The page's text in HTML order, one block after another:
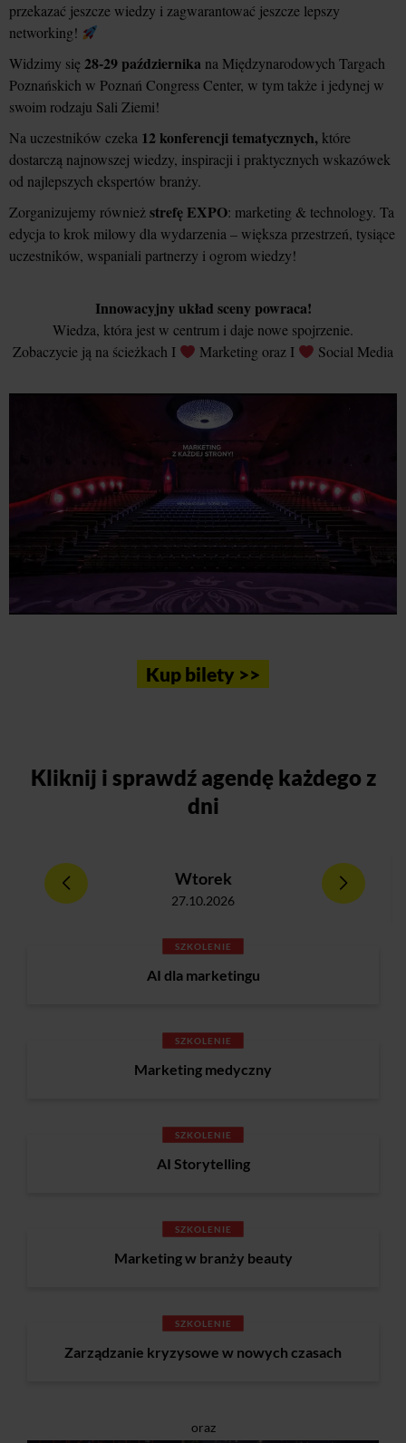
przekazać jeszcze wiedzy i zagwarantować jeszcze lepszy
networking!
Widzimy się28-29 października na Międzynarodowych Targach
Poznańskich w Poznań Congress Center, w tym także i jedynej w
swoim rodzaju Sali Ziemi!
Na uczestników czeka 12 konferencji tematycznych, które
dostarczą najnowszej wiedzy, inspiracji i praktycznych wskazówek
od najlepszych ekspertów branży.
Zorganizujemy równieżstrefę EXPO: marketing & technology. Ta
edycja to krok milowy dla wydarzenia – większa przestrzeń, tysiące
uczestników, wspaniali partnerzy i ogrom wiedzy!
Innowacyjny układ sceny powraca!
Wiedza, która jest w centrum i daje nowe spojrzenie.
Zobaczycie ją na ścieżkach I
Marketing oraz I Social Media
Kup bilety >>
Kliknij i sprawdź agendę każdego z
dni
Wtorek
27.10.2026
SZKOLENIE
AI dla marketingu
SZKOLENIE
Marketing medyczny
SZKOLENIE
AI Storytelling
SZKOLENIE
Marketing w branży beauty
SZKOLENIE
Zarządzanie kryzysowe w nowych czasach
oraz